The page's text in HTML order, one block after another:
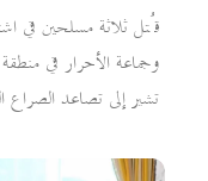
قُتل ثلاثة مسلحين في
وجماعة الأحرار في
تشير إلى تصاعد الصراع